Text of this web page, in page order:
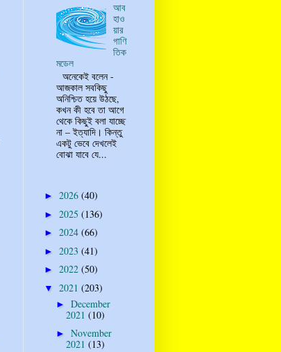
আব
হাও
য়ার
গাণি
তিক
মডেল
অনেকেই বলেন -
আজকাল সবকিছু
অনিশ্চিত হয়ে উঠছে,
কখন কী হবে তা আগে
থেকে কিছুই বলা যাচ্ছে
না – ইত্যাদি। কিন্তু
একটু ভেবে দেখলেই
বোঝা যাবে যে...
► 2026 (40)
► 2025 (136)
► 2024 (66)
► 2023 (41)
► 2022 (50)
▼ 2021 (203)
► December
2021 (10)
► November
2021 (13)